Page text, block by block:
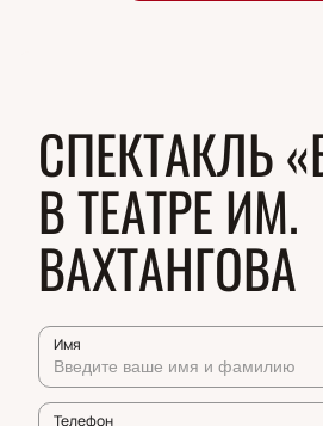
СПЕКТАКЛЬ
В ТЕАТРЕ ИМ.
ВАХТАНГОВА
Имя
Телефон